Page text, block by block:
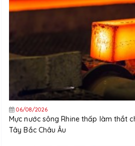
06/08/2026
Mực nước sông Rhine thấp làm thắt
Tây Bắc Châu Âu